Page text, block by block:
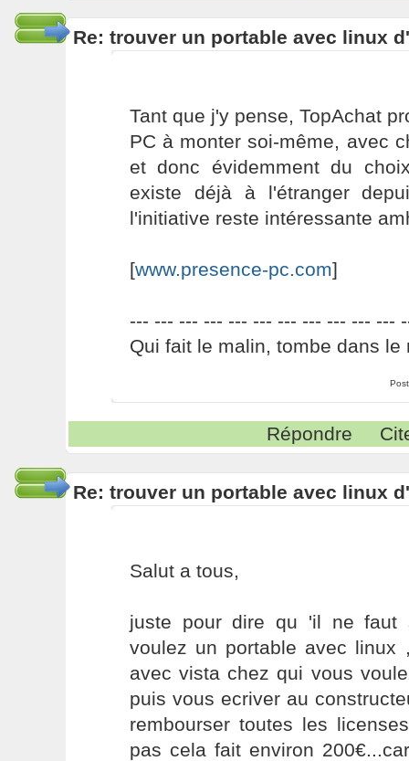
Re: trouver un portable avec linux
Tant que j'y pense, TopAchat
PC à monter soi-même, avec
et donc évidemment du
existe déjà à l'étranger
l'initiative reste intéressante
[www.presence-pc.com]
--- --- --- --- --- --- --- --- --- --- ---
Qui fait le malin, tombe dans le
Répondre
Re: trouver un portable avec linux
Salut a tous,
juste pour dire qu 'il ne faut
voulez un portable avec linux
avec vista chez qui vous
puis vous ecriver au
rembourser toutes les
pas cela fait environ